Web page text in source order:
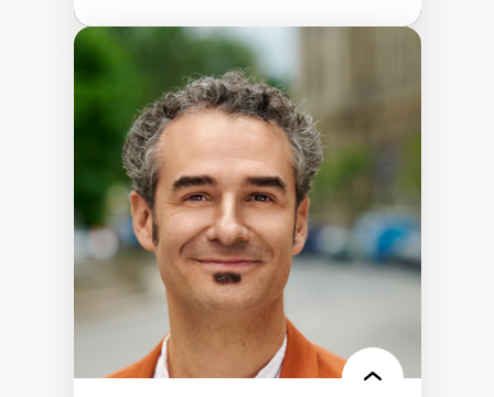
Économie circulaire
Modèles d’affaires durables
Histoire des faits économiques
Gestion durable des ressources naturelles
Écologie industrielle
Aménagement durable du territoire
Développement régional
Coopératives
Télétravail en milieu rural francophone
Transition socio-écologique